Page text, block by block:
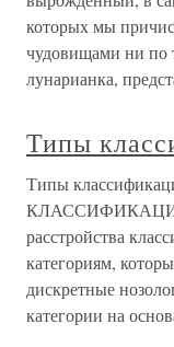
которых мы
чудовищами ни по
лунарианка,
Типы
Типы
расстройства
категориям,
дискретные
категории на